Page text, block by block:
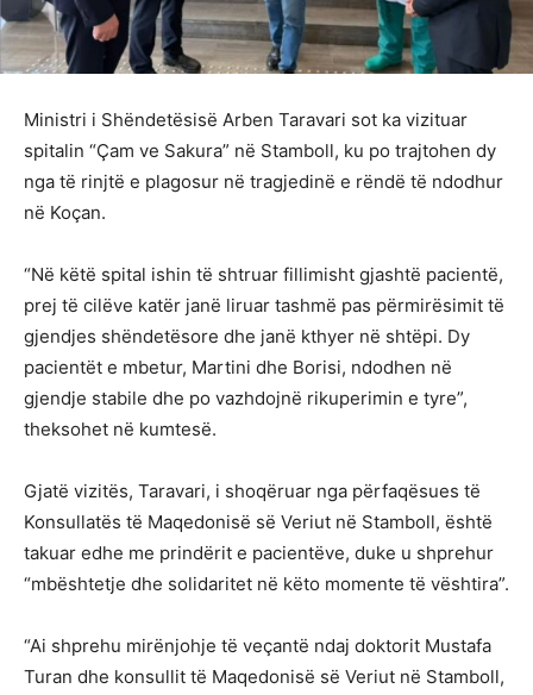
Ministri i Shëndetësisë Arben Taravari sot ka vizituar
spitalin “Çam ve Sakura” në Stamboll, ku po trajtohen dy
nga të rinjtë e plagosur në tragjedinë e rëndë të ndodhur
në Koçan.
“Në këtë spital ishin të shtruar fillimisht gjashtë pacientë,
prej të cilëve katër janë liruar tashmë pas përmirësimit të
gjendjes shëndetësore dhe janë kthyer në shtëpi. Dy
pacientët e mbetur, Martini dhe Borisi, ndodhen në
gjendje stabile dhe po vazhdojnë rikuperimin e tyre”,
theksohet në kumtesë.
Gjatë vizitës, Taravari, i shoqëruar nga përfaqësues të
Konsullatës të Maqedonisë së Veriut në Stamboll, është
takuar edhe me prindërit e pacientëve, duke u shprehur
“mbështetje dhe solidaritet në këto momente të vështira”.
“Ai shprehu mirënjohje të veçantë ndaj doktorit Mustafa
Turan dhe konsullit të Maqedonisë së Veriut në Stamboll,